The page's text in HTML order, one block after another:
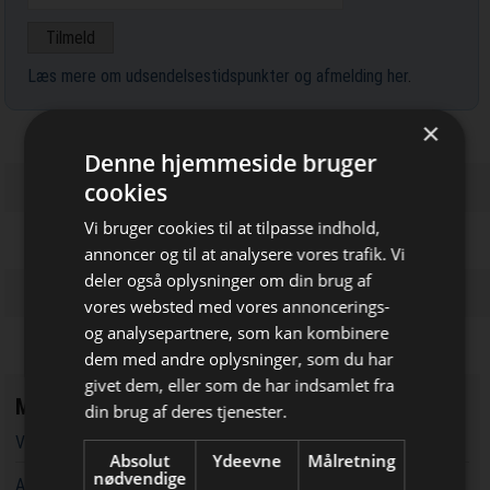
Bliv opdateret hver dag
Få de vigtigste nyheder om
byggebranchen
direkte i din indbakke
Læs mere om udsendelsestidspunkter og afmelding her.
Mest læste
Vandværker i Randers kører på lånt tid
Aarsleff vinder energiprojekter til 3,7 milliarder kroner
×
Denne hjemmeside bruger
cookies
Vi bruger cookies til at tilpasse indhold,
annoncer og til at analysere vores trafik. Vi
deler også oplysninger om din brug af
vores websted med vores annoncerings-
og analysepartnere, som kan kombinere
dem med andre oplysninger, som du har
givet dem, eller som de har indsamlet fra
din brug af deres tjenester.
Absolut
nødvendige
Ydeevne Målretning